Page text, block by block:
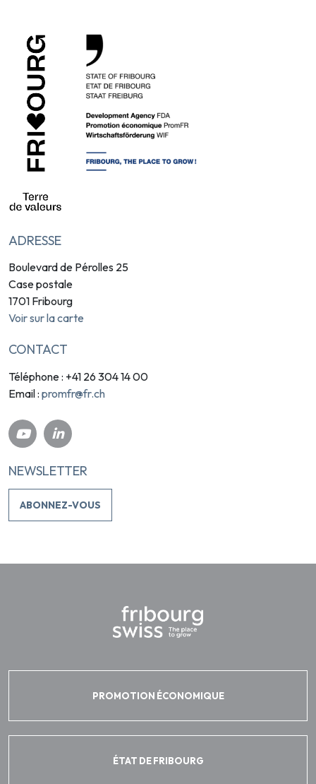
ADRESSE
Boulevard de Pérolles 25
Case postale
1701 Fribourg
Voir sur la carte
CONTACT
Téléphone : +41 26 304 14 00
Email : promfr@fr.ch
NEWSLETTER
ABONNEZ-VOUS
PROMOTION ÉCONOMIQUE
ÉTAT DE FRIBOURG